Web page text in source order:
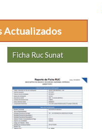
Actualizados
Ficha Ruc Sunat